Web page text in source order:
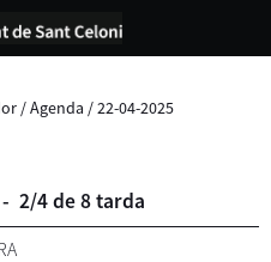
/Agenda /22-04-2025
- 2/4 de 8 tarda